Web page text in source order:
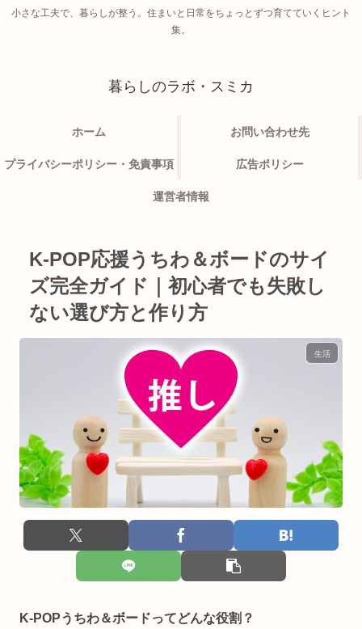
小さな工夫で、暮らしが整う。住まいと日常をちょっとずつ育てていくヒント
集。
暮らしのラボ・スミカ
ホーム お問い合わせ先
プライバシーポリシー・免責事項 広告ポリシー
運営者情報
K-POP応援うちわ＆ボードのサイ
ズ完全ガイド｜初心者でも失敗し
ない選び方と作り方
生活
K-POPうちわ＆ボードってどんな役割？